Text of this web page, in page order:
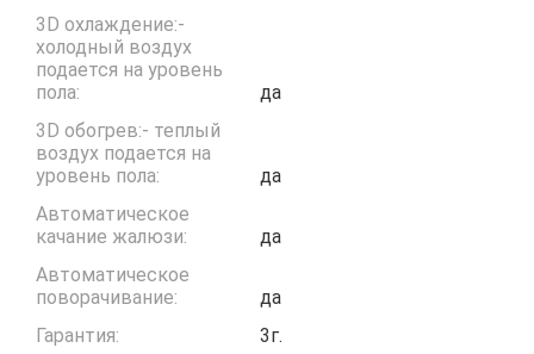
3D охлаждение:-
холодный воздух
подается на уровень
пола:
да
3D обогрев:- теплый
воздух подается на
уровень пола:
да
Автоматическое
качание жалюзи:
да
Автоматическое
поворачивание:
да
Гарантия:
3г.